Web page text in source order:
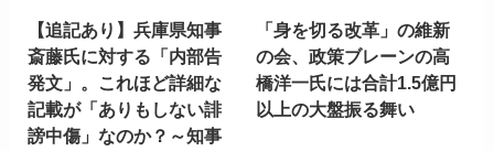
【追記あり】兵庫県知事
斎藤氏に対する「内部告
発文」。これほど詳細な
記載が「ありもしない誹
謗中傷」なのか？～知事
「身を切る改革」の維新
の会、政策ブレーンの高
橋洋一氏には合計1.5億円
以上の大盤振る舞い